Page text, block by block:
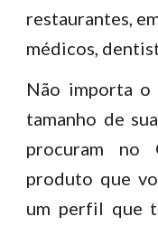
restaurantes,
médicos,
Não importa
tamanho de
procuram no
produto que
um perfil que